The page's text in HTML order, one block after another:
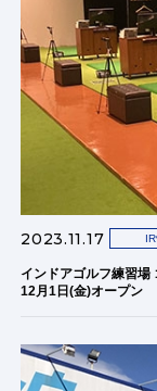
2023.11.17
インドアゴルフ練習場
12月1日(金)オープン